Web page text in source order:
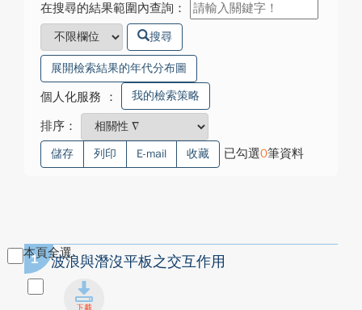
在搜尋的結果範圍內查詢：
搜尋
展開檢索結果的年代分布圖
個人化服務 ： 我的檢索策略
排序：
儲存 列印 E-mail 收藏 已勾選0筆資料
本頁全選
1 波浪與潛沒平板之交互作用